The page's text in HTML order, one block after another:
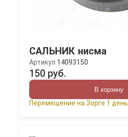
САЛЬНИК нисма
Артикул 14093150
150 руб.
В корзину
Перемещение на Зорге 1 день